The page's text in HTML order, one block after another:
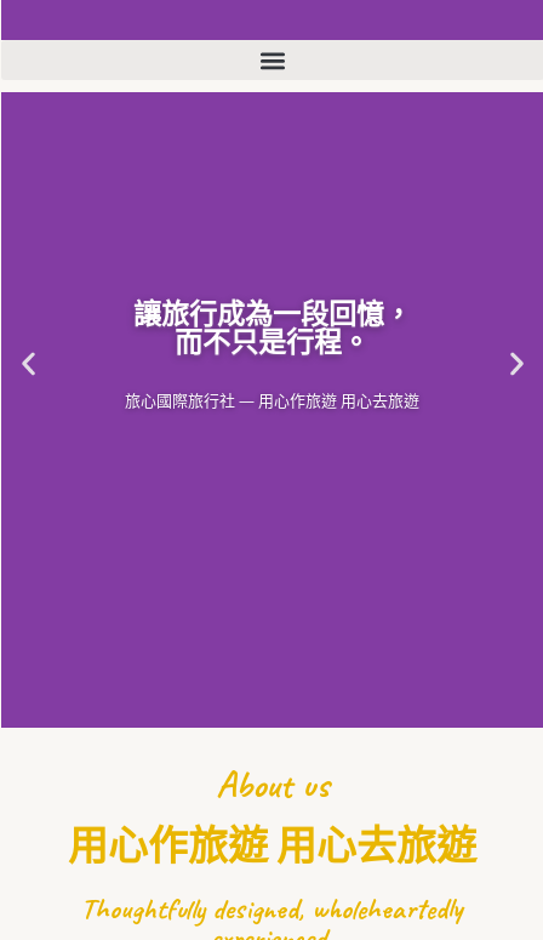
讓旅行成為一段回憶，
而不只是行程。
旅心國際旅行社 — 用心作旅遊 用心去旅遊
About us
用心作旅遊 用心去旅遊
Thoughtfully designed, wholeheartedly